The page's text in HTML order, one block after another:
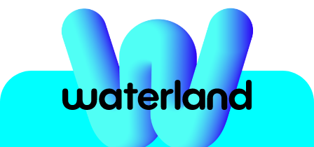
Attractions
Εισιτήρια